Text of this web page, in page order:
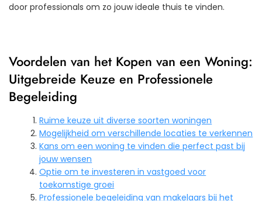
door professionals om zo jouw ideale thuis te vinden.
Voordelen van het Kopen van een Woning:
Uitgebreide Keuze en Professionele
Begeleiding
Ruime keuze uit diverse soorten woningen
Mogelijkheid om verschillende locaties te verkennen
Kans om een woning te vinden die perfect past bij
jouw wensen
Optie om te investeren in vastgoed voor
toekomstige groei
Professionele begeleiding van makelaars bij het